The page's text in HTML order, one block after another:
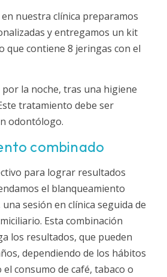
en nuestra clínica preparamos
y entregamos un kit
que contiene 8 jeringas con el
por la noche, tras una higiene
tratamiento debe ser
odontólogo.
combinado
para lograr resultados
el blanqueamiento
sesión en clínica seguida de
Esta combinación
los resultados, que pueden
dependiendo de los hábitos
el consumo de café, tabaco o